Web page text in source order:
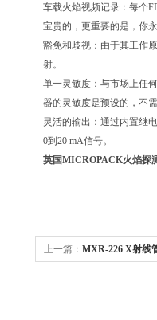
车载火焰视频记录：每个
宝贵的，更重要的是，你
豁免和歧视：由于其工作
射。
单一灵敏度：与市场上任
器的灵敏度是预设的，不
灵活的输出：通过内置继
0到20 mA信号。
英国MICROPACK火焰探
上一篇： MXR-226 X射线